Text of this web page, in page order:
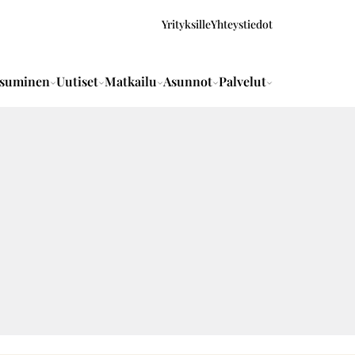
YrityksilleYhteystiedot
Uutiset Matkailu Asunnot Palvelut